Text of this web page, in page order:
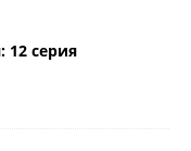
12 серия